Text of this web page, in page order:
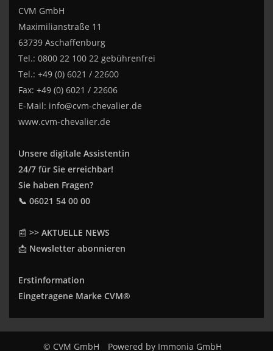
CVM GmbH
Maximilianstraße 11
63739 Aschaffenburg
Tel.: 0800 22 100 22 gebührenfrei
Tel.: +49 (0) 6021 / 22600
Fax: +49 (0) 6021 / 22606
E-Mail: info@cvm-chevalier.de
www.cvm-chevalier.de
Unsere digitale Assistentin
24/7 für Sie erreichbar!
Sie haben Fragen?
📞 06021 54 00 00
📰 >> AKTUELLE NEWS
📩 Newsletter abonnieren
Erstinformation
Eingetragene Marke CVM®
© CVM GmbH Powered by Immonia GmbH